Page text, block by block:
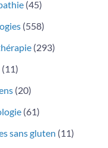
(45)
(558)
(293)
(11)
(20)
(61)
sans gluten (11)